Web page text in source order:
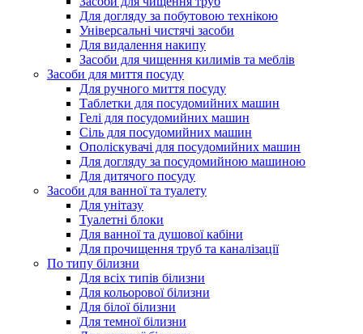
Для догляду за побутовою технікою
Універсальні чистячі засоби
Для видалення накипу
Засоби для чищення килимів та меблів
Засоби для миття посуду
Для ручного миття посуду
Таблетки для посудомийних машин
Гелі для посудомийних машин
Сіль для посудомийних машин
Ополіскувачі для посудомийних машин
Для догляду за посудомийною машиною
Для дитячого посуду
Засоби для ванної та туалету
Для унітазу
Туалетні блоки
Для ванної та душової кабіни
Для прочищення труб та каналізації
По типу білизни
Для всіх типів білизни
Для кольорової білизни
Для білої білизни
Для темної білизни